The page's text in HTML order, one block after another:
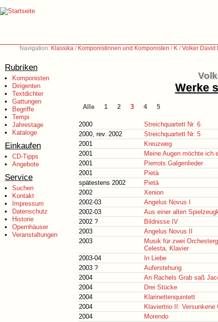
Navigation: Klassika / Komponistinnen und Komponisten / K /Volker David
Rubriken
Komponisten
Dirigenten
Textdichter
Gattungen
Begriffe
Tempi
Jahrestage
Kataloge
Einkaufen
CD-Tipps
Angebote
Service
Suchen
Kontakt
Impressum
Datenschutz
Historie
Opernhäuser
Veranstaltungen
Werke
Alle 1 2 3 4 5
2000
Streichquartett Nr. 6
2000, rev. 2002
Streichquartett Nr. 5
2001
Kreuzweg
2001
Meine Augen möchte ich
2001
Pierrots Galgenlieder
2001
Pietà
spätestens 2002
Pietà
2002
Xenion
2002-03
Angelus Novus I
2002-03
Aus einer alten
2002 ?
Bildnisse IV
2003
Angelus Novus II
2003
Musik für zwei
Celesta, Klavier
2003-04
In Liebe
2003 ?
Auferstehung
2004
An Rachels Grab saß
2004
Drei Stücke
2004
Klarinettenquintett
2004
Klaviertrio II: Versunkene
2004
Morendo